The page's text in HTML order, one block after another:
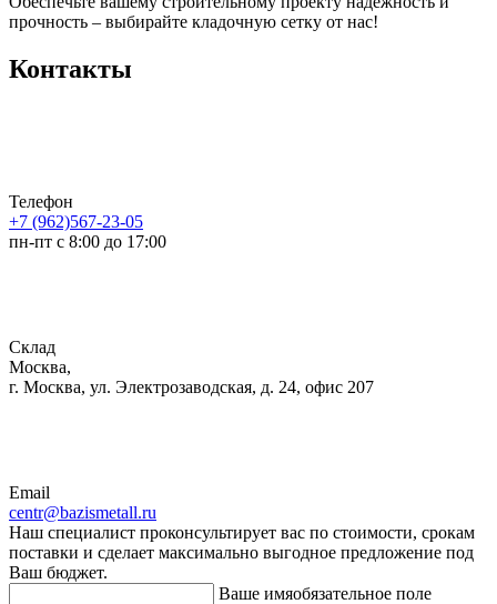
прочность – выбирайте кладочную сетку от нас!
Контакты
Телефон
+7 (962)567-23-05
пн-пт с 8:00 до 17:00
Склад
Москва,
г. Москва, ул. Электрозаводская, д. 24, офис 207
Email
centr@bazismetall.ru
Наш специалист проконсультирует вас по стоимости, срокам
поставки и сделает максимально выгодное предложение под
Ваш бюджет.
Ваше имяобязательное поле